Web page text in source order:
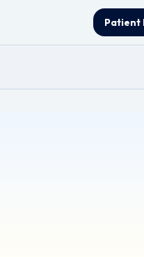
Patient